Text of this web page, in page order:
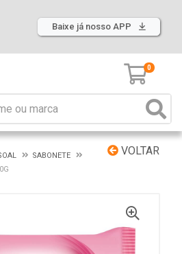
Baixe já nosso APP
0
VOLTAR
SABONETE